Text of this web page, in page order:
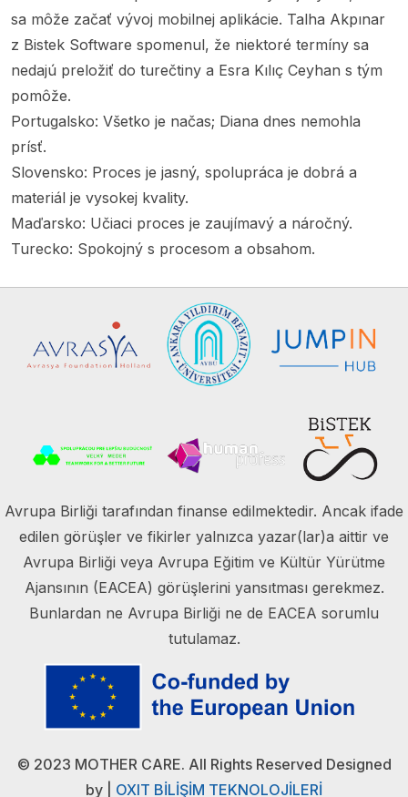
sa môže začať vývoj mobilnej aplikácie. Talha Akpınar
z Bistek Software spomenul, že niektoré termíny sa
nedajú preložiť do turečtiny a Esra Kılıç Ceyhan s tým
pomôže.
Portugalsko: Všetko je načas; Diana dnes nemohla
prísť.
Slovensko: Proces je jasný, spolupráca je dobrá a
materiál je vysokej kvality.
Maďarsko: Učiaci proces je zaujímavý a náročný.
Turecko: Spokojný s procesom a obsahom.
Avrupa Birliği tarafından finanse edilmektedir. Ancak ifade
edilen görüşler ve fikirler yalnızca yazar(lar)a aittir ve
Avrupa Birliği veya Avrupa Eğitim ve Kültür Yürütme
Ajansının (EACEA) görüşlerini yansıtması gerekmez.
Bunlardan ne Avrupa Birliği ne de EACEA sorumlu
tutulamaz.
© 2023 MOTHER CARE. All Rights Reserved Designed
by
OXIT BİLİŞİM TEKNOLOJİLERİ